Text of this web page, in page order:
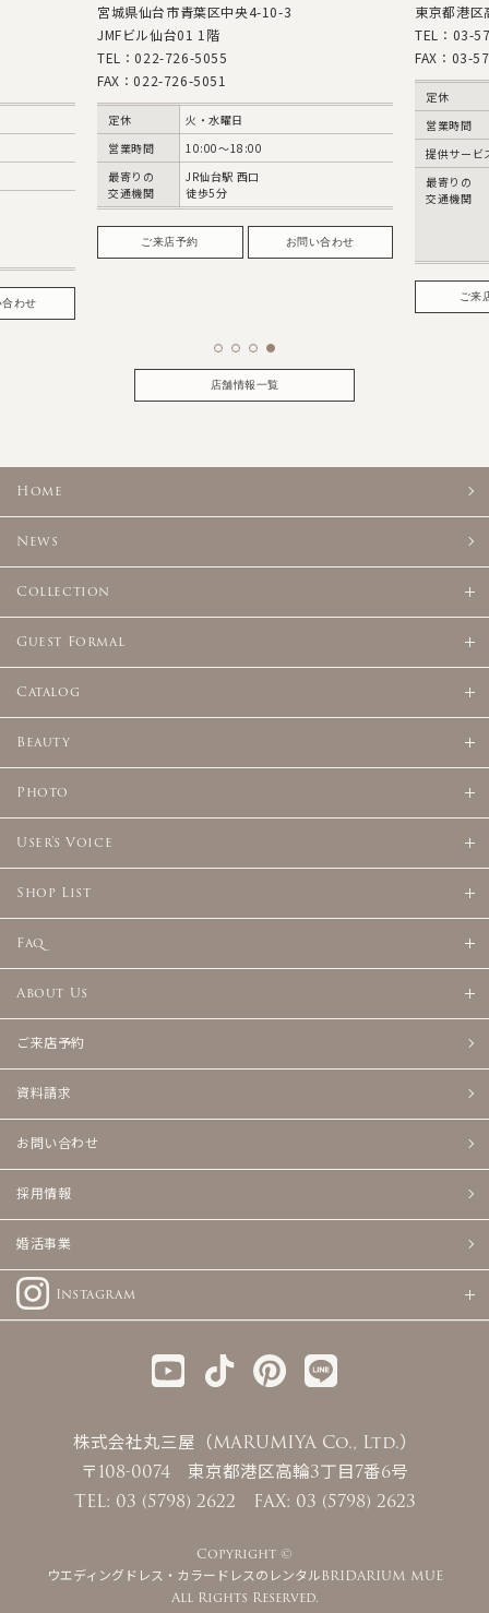
わせ
宮城県仙台市青葉区中央4-10-3
JMFビル仙台01 1階
TEL：022-726-5055
FAX：022-726-5051
定休
火・水曜日
営業時間
10:00～18:00
最寄りの
交通機関
JR仙台駅 西口
徒歩5分
ご来店予約 お問い合わせ
東京都港
TEL：03-
FAX：03-
定休
営業時間
提供サービ
最寄りの
交通機関
ご来
店舗情報一覧
Home
News
Collection
Guest Formal
Catalog
Beauty
Photo
User's Voice
Shop List
Faq
About Us
ご来店予約
資料請求
お問い合わせ
採用情報
婚活事業
Instagram
株式会社丸三屋（MARUMIYA Co., Ltd.）
〒108-0074 東京都港区高輪3丁目7番6号
TEL: 03 (5798) 2622 FAX: 03 (5798) 2623
Copyright ©
ウエディングドレス・カラードレスのレンタルBRIDARIUM MUE
All Rights Reserved.